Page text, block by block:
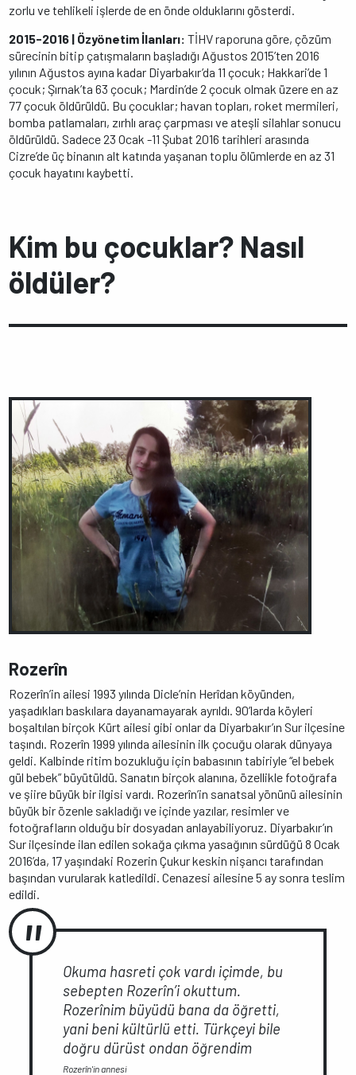
zorlu ve tehlikeli işlerde de en önde olduklarını gösterdi.
2015-2016 | Özyönetim İlanları:TİHV raporuna göre, çözüm
sürecinin bitip çatışmaların başladığı Ağustos 2015’ten 2016
yılının Ağustos ayına kadar Diyarbakır’da 11 çocuk; Hakkari’de 1
çocuk; Şırnak’ta 63 çocuk; Mardin’de 2 çocuk olmak üzere en az
77 çocuk öldürüldü. Bu çocuklar; havan topları, roket mermileri,
bomba patlamaları, zırhlı araç çarpması ve ateşli silahlar sonucu
öldürüldü. Sadece 23 Ocak -11 Şubat 2016 tarihleri arasında
Cizre’de üç binanın alt katında yaşanan toplu ölümlerde en az 31
çocuk hayatını kaybetti.
Kim bu çocuklar? Nasıl
öldüler?
Rozerîn
Rozerîn’in ailesi 1993 yılında Dicle’nin Herîdan köyünden,
yaşadıkları baskılara dayanamayarak ayrıldı. 90’larda köyleri
boşaltılan birçok Kürt ailesi gibi onlar da Diyarbakır’ın Sur ilçesine
taşındı. Rozerîn 1999 yılında ailesinin ilk çocuğu olarak dünyaya
geldi. Kalbinde ritim bozukluğu için babasının tabiriyle “el bebek
gül bebek” büyütüldü. Sanatın birçok alanına, özellikle fotoğrafa
ve şiire büyük bir ilgisi vardı. Rozerîn’in sanatsal yönünü ailesinin
büyük bir özenle sakladığı ve içinde yazılar, resimler ve
fotoğrafların olduğu bir dosyadan anlayabiliyoruz. Diyarbakır’ın
Sur ilçesinde ilan edilen sokağa çıkma yasağının sürdüğü 8 Ocak
2016’da, 17 yaşındaki Rozerin Çukur keskin nişancı tarafından
başından vurularak katledildi. Cenazesi ailesine 5 ay sonra teslim
edildi.
Okuma hasreti çok vardı içimde, bu
sebepten Rozerîn’i okuttum.
Rozerînim büyüdü bana da öğretti,
yani beni kültürlü etti. Türkçeyi bile
doğru dürüst ondan öğrendim
Rozerîn'in annesi